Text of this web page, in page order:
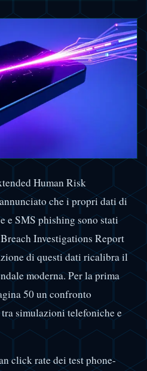
Human Risk
che i propri dati di
e SMS phishing sono stati
Investigations Report
di questi dati ricalibra il
moderna. Per la prima
50 un confronto
simulazioni telefoniche e
click rate dei test phone-